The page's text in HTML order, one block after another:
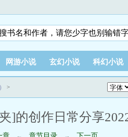
网游小说 玄幻小说 科幻小说
>
]的创作日常分享